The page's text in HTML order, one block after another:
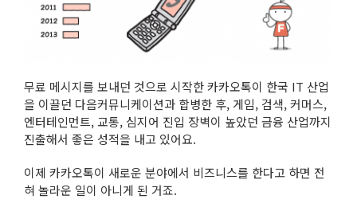
무료 메시지를 보내던 것으로 시작한 카카오톡이 한국 IT 산업
을 이끌던 다음커뮤니케이션과 합병한 후, 게임, 검색, 커머스,
엔터테인먼트, 교통, 심지어 진입 장벽이 높았던 금융 산업까지
진출해서 좋은 성적을 내고 있어요.
이제 카카오톡이 새로운 분야에서 비즈니스를 한다고 하면 전
혀 놀라운 일이 아니게 된 거죠.